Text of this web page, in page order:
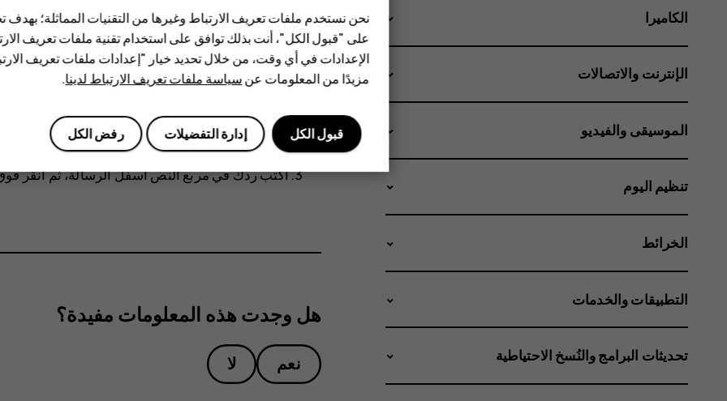
انقر فوق الرسالة التي تريد قراءتها. يمكنك أيضًا
الشاشة، ثم انقر فوق الرسالة.
الرد على رسالة
انقر فوق الرسالة التي تريد الرد عليها.
اكتب ردك في مربع النص أسفل الرسالة، ثم انقر
هل وجدت هذه المعلومات مفيدة؟
نعم لا
الكاميرا
الإنترنت والاتصالات
الموسيقى والفيديو
تنظيم اليوم
الخرائط
التطبيقات والخدمات
تحديثات البرامج والنُسخ الاحتياطية
نحن نستخدم ملفات تعريف الارتباط وغيرها من التقنيات المماثلة؛
على "قبول الكل"، أنت بذلك توافق على استخدام تقنية ملفات تعريف
الإعدادات في أي وقت، من خلال تحديد خيار "إعدادات ملفات تعريف
مزيدًا من المعلومات عنسياسة ملفات تعريف الارتباط لدينا.
رفض الكل إدارة التفضيلات قبول الكل